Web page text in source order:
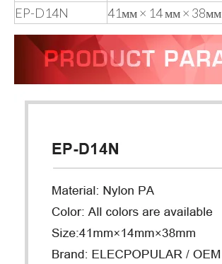
EP-D14N
41мм × 14 мм × 38мм